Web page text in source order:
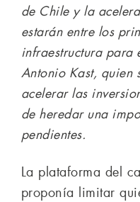
de Chile y la
estarán entre los
infraestructura para
Antonio Kast, quien
acelerar las
de heredar una
pendientes.
La plataforma del
proponía limitar